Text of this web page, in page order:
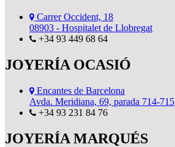
Carrer Occident, 18
08903 - Hospitalet de Llobregat
+34 93 449 68 64
JOYERÍA OCASIÓ
Encantes de Barcelona
Avda. Meridiana, 69, parada 714-715
+34 93 231 84 76
JOYERÍA MARQUÉS